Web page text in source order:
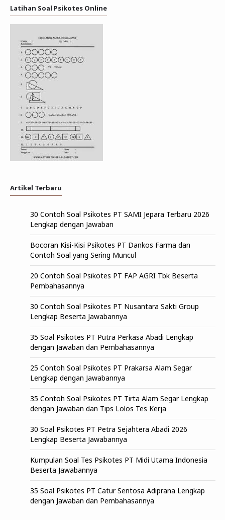
Latihan Soal Psikotes Online
Artikel Terbaru
30 Contoh Soal Psikotes PT SAMI Jepara Terbaru 2026
Lengkap dengan Jawaban
Bocoran Kisi-Kisi Psikotes PT Dankos Farma dan
Contoh Soal yang Sering Muncul
20 Contoh Soal Psikotes PT FAP AGRI Tbk Beserta
Pembahasannya
30 Contoh Soal Psikotes PT Nusantara Sakti Group
Lengkap Beserta Jawabannya
35 Soal Psikotes PT Putra Perkasa Abadi Lengkap
dengan Jawaban dan Pembahasannya
25 Contoh Soal Psikotes PT Prakarsa Alam Segar
Lengkap dengan Jawabannya
35 Contoh Soal Psikotes PT Tirta Alam Segar Lengkap
dengan Jawaban dan Tips Lolos Tes Kerja
30 Soal Psikotes PT Petra Sejahtera Abadi 2026
Lengkap Beserta Jawabannya
Kumpulan Soal Tes Psikotes PT Midi Utama Indonesia
Beserta Jawabannya
35 Soal Psikotes PT Catur Sentosa Adiprana Lengkap
dengan Jawaban dan Pembahasannya